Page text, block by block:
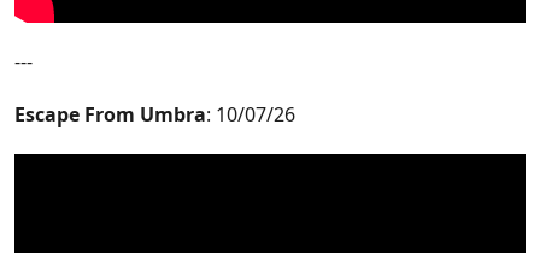
---
Escape From Umbra: 10/07/26